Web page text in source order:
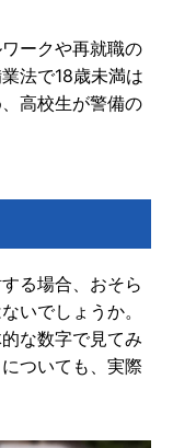
ークや再就職の
法で18歳未満は
高校生が警備の
る場合、おそら
いでしょうか。
な数字で見てみ
ついても、実際